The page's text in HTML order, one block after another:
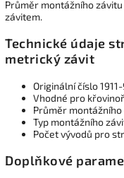
Průměr montážního
závitem.
Technické údaje
metrický závit
Originální číslo
Vhodné pro
Průměr montážního
Typ montážního
Počet vývodů pro
Doplňkové